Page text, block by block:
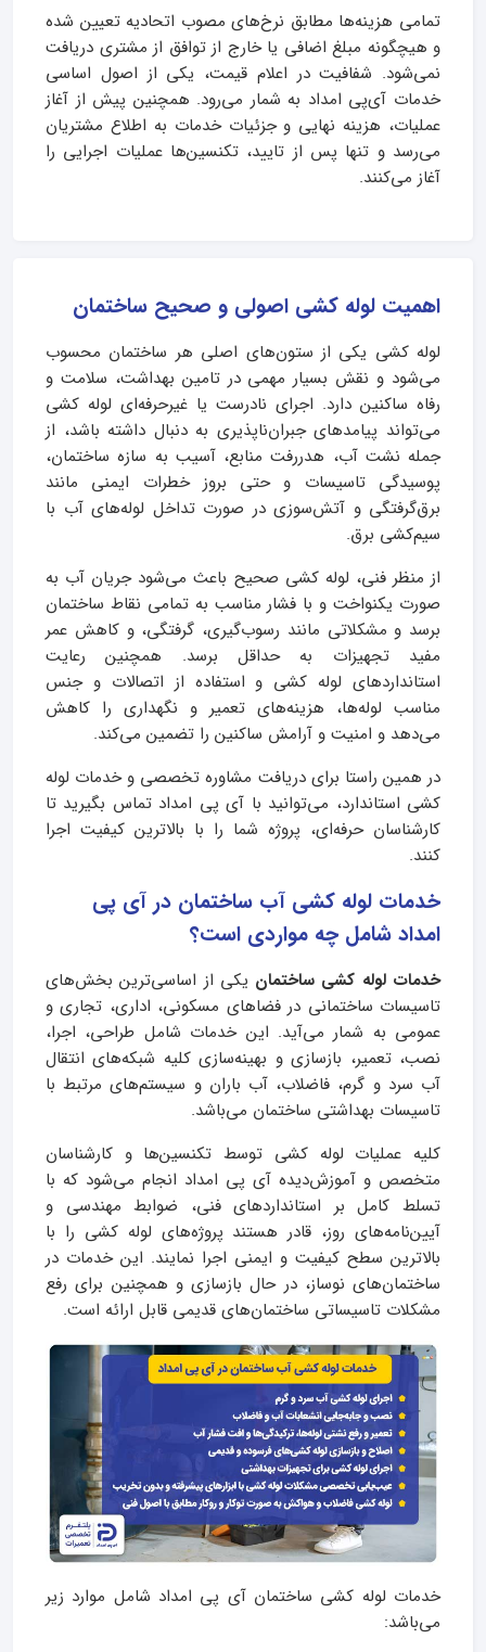
تمامی هزینه‌ها مطابق نرخ‌های مصوب اتحادیه تعیین شده
و هیچگونه مبلغ اضافی یا خارج از توافق از مشتری دریافت
نمی‌شود. شفافیت در اعلام قیمت، یکی از اصول اساسی
خدمات آی‌پی امداد به شمار می‌رود. همچنین پیش از آغاز
عملیات، هزینه نهایی و جزئیات خدمات به اطلاع مشتریان
می‌رسد و تنها پس از تایید، تکنسین‌ها عملیات اجرایی را
آغاز می‌کنند.
اهمیت لوله کشی اصولی و صحیح ساختمان
لوله کشی یکی از ستون‌های اصلی هر ساختمان محسوب
می‌شود و نقش بسیار مهمی در تامین بهداشت، سلامت و
رفاه ساکنین دارد. اجرای نادرست یا غیرحرفه‌ای لوله کشی
می‌تواند پیامدهای جبران‌ناپذیری به دنبال داشته باشد، از
جمله نشت آب، هدررفت منابع، آسیب به سازه ساختمان،
پوسیدگی تاسیسات و حتی بروز خطرات ایمنی مانند
برق‌گرفتگی و آتش‌سوزی در صورت تداخل لوله‌های آب با
سیم‌کشی برق.
از منظر فنی، لوله کشی صحیح باعث می‌شود جریان آب به‌
صورت یکنواخت و با فشار مناسب به تمامی نقاط ساختمان
برسد و مشکلاتی مانند رسوب‌گیری، گرفتگی، و کاهش عمر
مفید تجهیزات به حداقل برسد. همچنین رعایت
استانداردهای لوله کشی و استفاده از اتصالات و جنس
مناسب لوله‌ها، هزینه‌های تعمیر و نگهداری را کاهش
می‌دهد و امنیت و آرامش ساکنین را تضمین می‌کند.
در همین راستا برای دریافت مشاوره تخصصی و خدمات لوله
کشی استاندارد، می‌توانید با آی‌ پی امداد تماس بگیرید تا
کارشناسان حرفه‌ای، پروژه شما را با بالاترین کیفیت اجرا
کنند.
خدمات لوله کشی آب ساختمان در آی پی
امداد شامل چه مواردی است؟
خدمات لوله کشی ساختمان یکی از اساسی‌ترین بخش‌های
تاسیسات ساختمانی در فضاهای مسکونی، اداری، تجاری و
عمومی به شمار می‌آید. این خدمات شامل طراحی، اجرا،
نصب، تعمیر، بازسازی و بهینه‌سازی کلیه شبکه‌های انتقال
آب سرد و گرم، فاضلاب، آب باران و سیستم‌های مرتبط با
تاسیسات بهداشتی ساختمان می‌باشد.
کلیه عملیات لوله کشی توسط تکنسین‌ها و کارشناسان
متخصص و آموزش‌دیده آی پی امداد انجام می‌شود که با
تسلط کامل بر استانداردهای فنی، ضوابط مهندسی و
آیین‌نامه‌های روز، قادر هستند پروژه‌های لوله کشی را با
بالاترین سطح کیفیت و ایمنی اجرا نمایند. این خدمات در
ساختمان‌های نوساز، در حال بازسازی و همچنین برای رفع
مشکلات تاسیساتی ساختمان‌های قدیمی قابل ارائه است.
خدمات لوله کشی ساختمان آی پی امداد شامل موارد زیر
می‌باشد: